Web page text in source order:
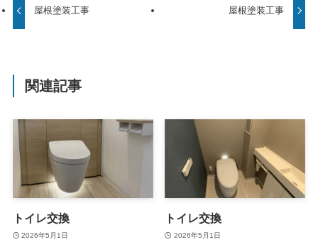
屋根塗装工事 屋根塗装工事
関連記事
トイレ交換
2026年5月1日
トイレ交換
2026年5月1日